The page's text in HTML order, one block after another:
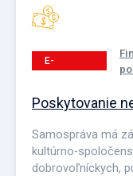
E-
Poskytovanie
Samospráva má
kultúrno-
dobrovoľníckych,